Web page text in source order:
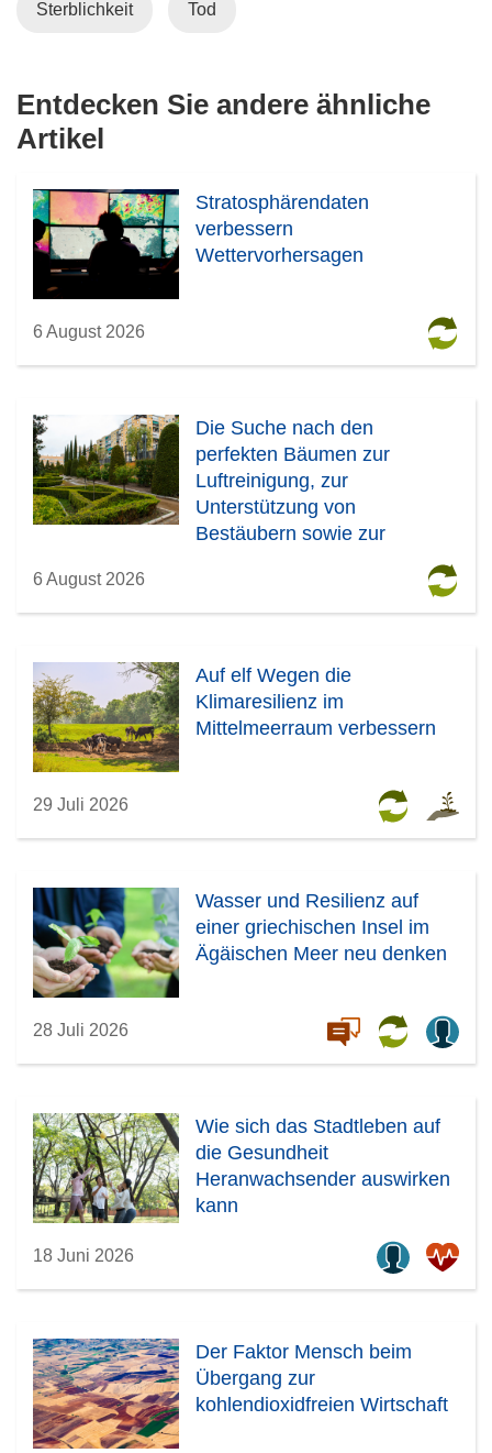
m
s
Sterblichkeit Tod
Entdecken Sie andere ähnliche
Artikel
Stratosphärendaten
verbessern
Wettervorhersagen
6 August 2026
Die Suche nach den
perfekten Bäumen zur
Luftreinigung, zur
Unterstützung von
Bestäubern sowie zur
6 August 2026
Auf elf Wegen die
Klimaresilienz im
Mittelmeerraum verbessern
29 Juli 2026
Wasser und Resilienz auf
einer griechischen Insel im
Ägäischen Meer neu denken
28 Juli 2026
Wie sich das Stadtleben auf
die Gesundheit
Heranwachsender auswirken
kann
18 Juni 2026
Der Faktor Mensch beim
Übergang zur
kohlendioxidfreien Wirtschaft